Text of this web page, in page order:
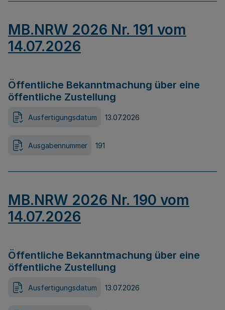
MB.NRW 2026 Nr. 191 vom
14.07.2026
Öffentliche Bekanntmachung über eine
öffentliche Zustellung
Ausfertigungsdatum 13.07.2026
Ausgabennummer 191
MB.NRW 2026 Nr. 190 vom
14.07.2026
Öffentliche Bekanntmachung über eine
öffentliche Zustellung
Ausfertigungsdatum 13.07.2026